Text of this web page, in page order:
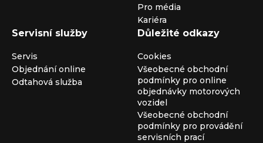
Pro média
Kariéra
Servisní služby
Servis
Objednání online
Odtahová služba
Důležité odkazy
Cookies
Všeobecné obchodní
podmínky pro online
objednávky motorových
vozidel
Všeobecné obchodní
podmínky pro provádění
servisních prací